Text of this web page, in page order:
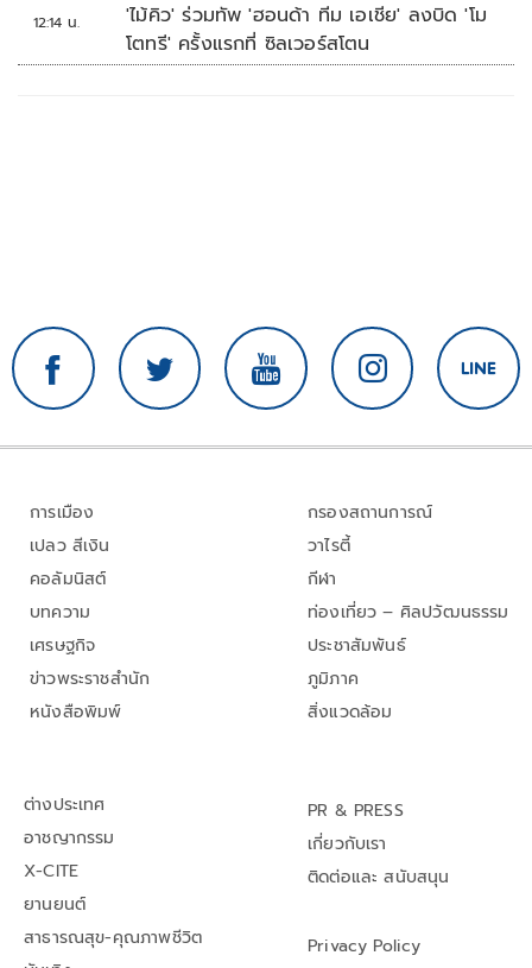
12:14 น.
'ไม้คิว' ร่วมทัพ 'ฮอนด้า ทีม เอเชีย' ลงบิด 'โม
โตทรี' ครั้งแรกที่ ซิลเวอร์สโตน
การเมือง
เปลว สีเงิน
คอลัมนิสต์
บทความ
เศรษฐกิจ
ข่าวพระราชสำนัก
หนังสือพิมพ์
กรองสถานการณ์
วาไรตี้
กีฬา
ท่องเที่ยว – ศิลปวัฒนธรรม
ประชาสัมพันธ์
ภูมิภาค
สิ่งแวดล้อม
ต่างประเทศ
อาชญากรรม
X-CITE
ยานยนต์
สาธารณสุข-คุณภาพชีวิต
PR & PRESS
เกี่ยวกับเรา
ติดต่อและ สนับสนุน
Privacy Policy